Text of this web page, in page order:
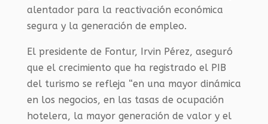
alentador para la reactivación económica
segura y la generación de empleo.
El presidente de Fontur, Irvin Pérez, aseguró
que el crecimiento que ha registrado el PIB
del turismo se refleja “en una mayor dinámica
en los negocios, en las tasas de ocupación
hotelera, la mayor generación de valor y el